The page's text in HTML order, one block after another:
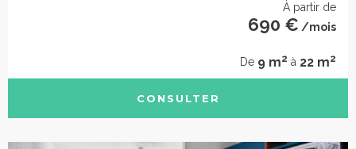
À partir de
690 € /mois
De 9 m2 à 22 m2
CONSULTER